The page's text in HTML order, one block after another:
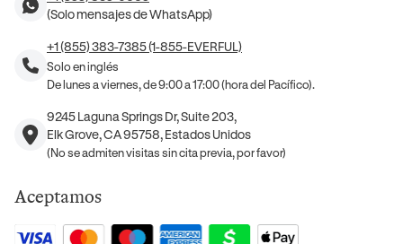
(Solo mensajes de WhatsApp)
+1 (855) 383-7385 (1-855-EVERFUL)
Solo en inglés
De lunes a viernes, de 9:00 a 17:00 (hora del Pacífico).
9245 Laguna Springs Dr, Suite 203,
Elk Grove, CA 95758, Estados Unidos
(No se admiten visitas sin cita previa, por favor)
Aceptamos